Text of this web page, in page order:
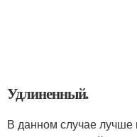
Удлиненный.
В данном случае